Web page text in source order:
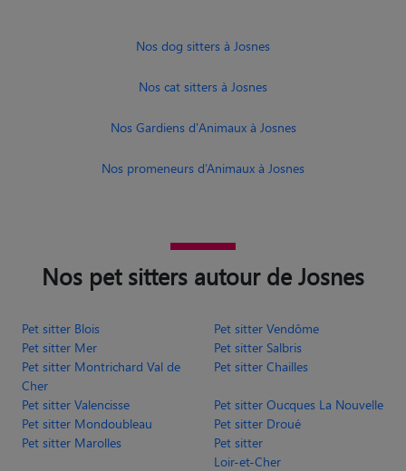
Nos dog sitters à Josnes
Nos cat sitters à Josnes
Nos Gardiens d'Animaux à Josnes
Nos promeneurs d’Animaux à Josnes
Nos pet sitters autour de Josnes
Pet sitter Blois
Pet sitter Vendôme
Pet sitter Mer
Pet sitter Salbris
Pet sitter Montrichard Val de
Cher
Pet sitter Chailles
Pet sitter Valencisse
Pet sitter Oucques La Nouvelle
Pet sitter Mondoubleau
Pet sitter Droué
Pet sitter Marolles
Pet sitter
Loir-et-Cher